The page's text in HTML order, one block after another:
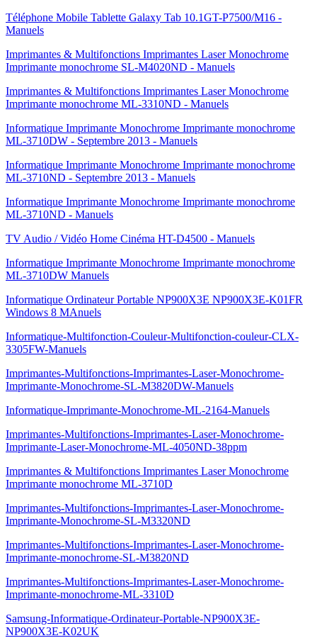
Téléphone Mobile Tablette Galaxy Tab 10.1GT-P7500/M16 -
Manuels
Imprimantes & Multifonctions Imprimantes Laser Monochrome
Imprimante monochrome SL-M4020ND - Manuels
Imprimantes & Multifonctions Imprimantes Laser Monochrome
Imprimante monochrome ML-3310ND - Manuels
Informatique Imprimante Monochrome Imprimante monochrome
ML-3710DW - Septembre 2013 - Manuels
Informatique Imprimante Monochrome Imprimante monochrome
ML-3710ND - Septembre 2013 - Manuels
Informatique Imprimante Monochrome Imprimante monochrome
ML-3710ND - Manuels
TV Audio / Vidéo Home Cinéma HT-D4500 - Manuels
Informatique Imprimante Monochrome Imprimante monochrome
ML-3710DW Manuels
Informatique Ordinateur Portable NP900X3E NP900X3E-K01FR
Windows 8 MAnuels
Informatique-Multifonction-Couleur-Multifonction-couleur-CLX-
3305FW-Manuels
Imprimantes-Multifonctions-Imprimantes-Laser-Monochrome-
Imprimante-Monochrome-SL-M3820DW-Manuels
Informatique-Imprimante-Monochrome-ML-2164-Manuels
Imprimantes-Multifonctions-Imprimantes-Laser-Monochrome-
Imprimante-Laser-Monochrome-ML-4050ND-38ppm
Imprimantes & Multifonctions Imprimantes Laser Monochrome
Imprimante monochrome ML-3710D
Imprimantes-Multifonctions-Imprimantes-Laser-Monochrome-
Imprimante-Monochrome-SL-M3320ND
Imprimantes-Multifonctions-Imprimantes-Laser-Monochrome-
Imprimante-monochrome-SL-M3820ND
Imprimantes-Multifonctions-Imprimantes-Laser-Monochrome-
Imprimante-monochrome-ML-3310D
Samsung-Informatique-Ordinateur-Portable-NP900X3E-
NP900X3E-K02UK